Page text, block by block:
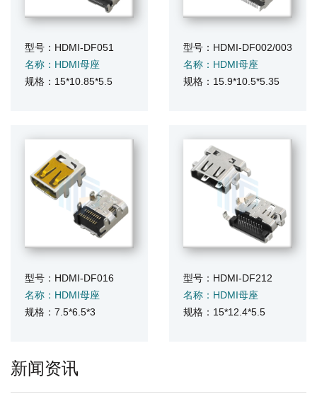
型号：HDMI-DF051
名称：HDMI母座
规格：15*10.85*5.5
型号：HDMI-DF002/003
名称：HDMI母座
规格：15.9*10.5*5.35
型号：HDMI-DF016
名称：HDMI母座
规格：7.5*6.5*3
型号：HDMI-DF212
名称：HDMI母座
规格：15*12.4*5.5
新闻资讯